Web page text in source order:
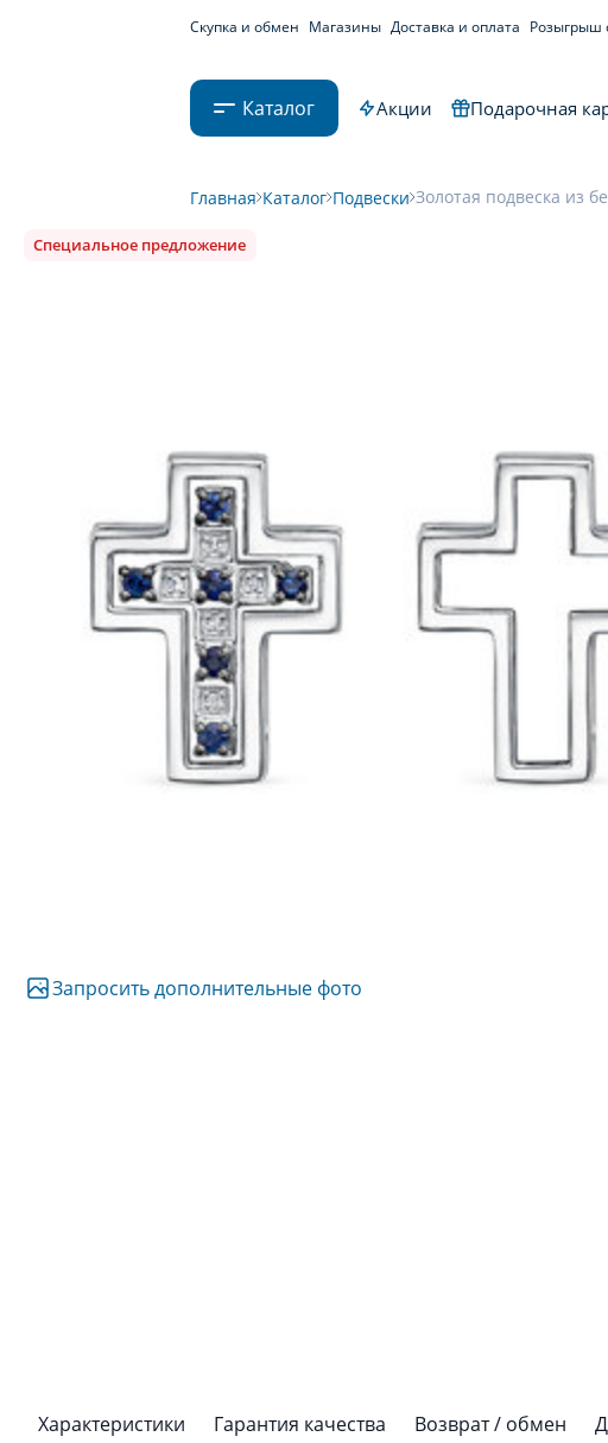
Скупка и обмен Магазины Доставка и оплата Розыгрыш
Каталог Акции Подарочная
Главная Каталог Подвески Золотая подвеска из
Специальное предложение
Запросить дополнительные фото
Характеристики Гарантия качества Возврат / обмен